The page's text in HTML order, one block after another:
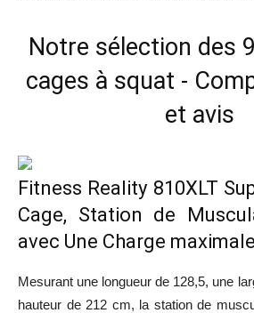
Notre sélection des
cages à squat -
et avis
Fitness Reality 810XLT
Cage, Station de
avec Une Charge
Mesurant une longueur de 128,5, une
hauteur de 212 cm, la station de